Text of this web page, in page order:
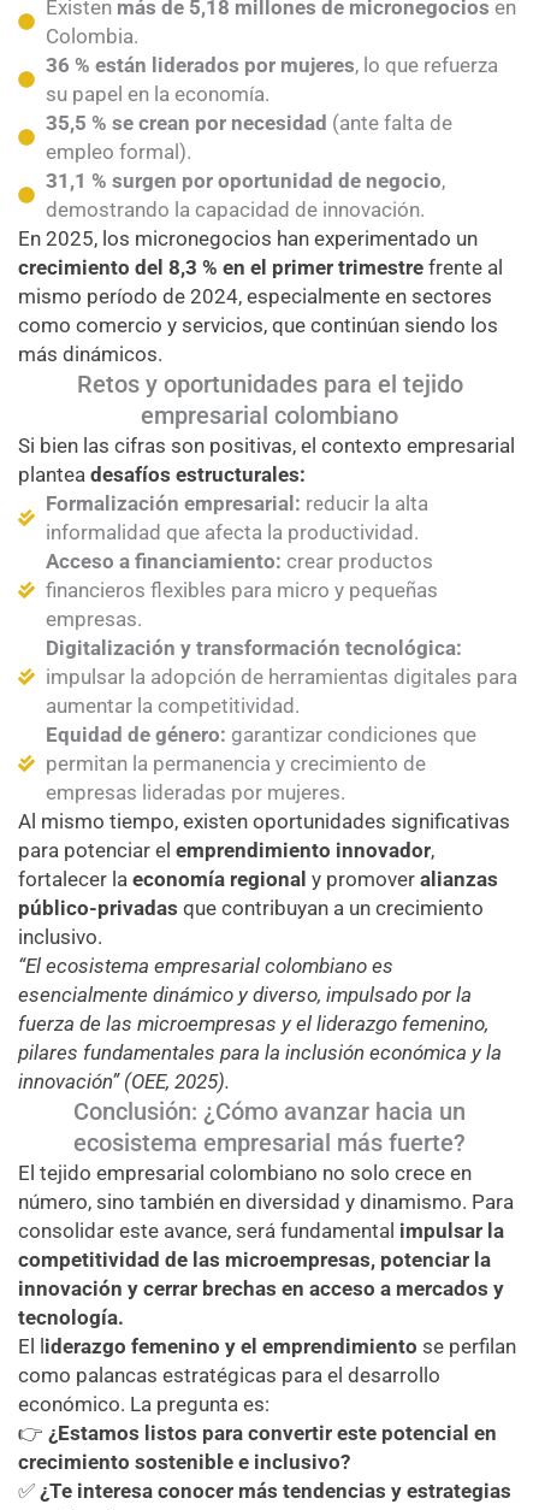
Existen más de 5,18 millones de micronegocios en
Colombia.
36 % están liderados por mujeres, lo que refuerza
su papel en la economía.
35,5 % se crean por necesidad (ante falta de
empleo formal).
31,1 % surgen por oportunidad de negocio,
demostrando la capacidad de innovación.
En 2025, los micronegocios han experimentado un
crecimiento del 8,3 % en el primer trimestre frente al
mismo período de 2024, especialmente en sectores
como comercio y servicios, que continúan siendo los
más dinámicos.
Retos y oportunidades para el tejido
empresarial colombiano
Si bien las cifras son positivas, el contexto empresarial
plantea desafíos estructurales:
Formalización empresarial: reducir la alta
informalidad que afecta la productividad.
Acceso a financiamiento: crear productos
financieros flexibles para micro y pequeñas
empresas.
Digitalización y transformación tecnológica:
impulsar la adopción de herramientas digitales para
aumentar la competitividad.
Equidad de género: garantizar condiciones que
permitan la permanencia y crecimiento de
empresas lideradas por mujeres.
Al mismo tiempo, existen oportunidades significativas
para potenciar el emprendimiento innovador,
fortalecer la economía regional y promover alianzas
público-privadas que contribuyan a un crecimiento
inclusivo.
“El ecosistema empresarial colombiano es
esencialmente dinámico y diverso, impulsado por la
fuerza de las microempresas y el liderazgo femenino,
pilares fundamentales para la inclusión económica y la
innovación”(OEE, 2025).
Conclusión: ¿Cómo avanzar hacia un
ecosistema empresarial más fuerte?
El tejido empresarial colombiano no solo crece en
número, sino también en diversidad y dinamismo. Para
consolidar este avance, será fundamental impulsar la
competitividad de las microempresas, potenciar la
innovación y cerrar brechas en acceso a mercados y
tecnología.
El liderazgo femenino y el emprendimiento se perfilan
como palancas estratégicas para el desarrollo
económico. La pregunta es:
👉 ¿Estamos listos para convertir este potencial en
crecimiento sostenible e inclusivo?
✅ ¿Te interesa conocer más tendencias y estrategias